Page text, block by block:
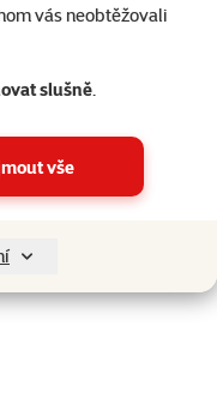
vás neobtěžovali
slušně.
vše
hodnocení: 3